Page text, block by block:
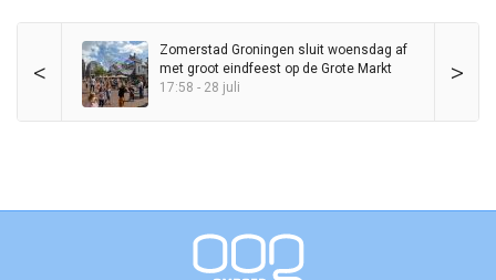
< >
Zomerstad Groningen sluit woensdag af
met groot eindfeest op de Grote Markt
17:58 - 28 juli